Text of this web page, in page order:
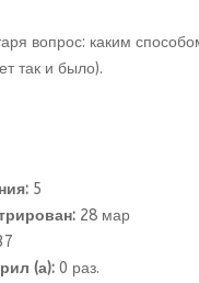
вопрос: каким
так и было).
5
28 мар
(а): 0 раз.